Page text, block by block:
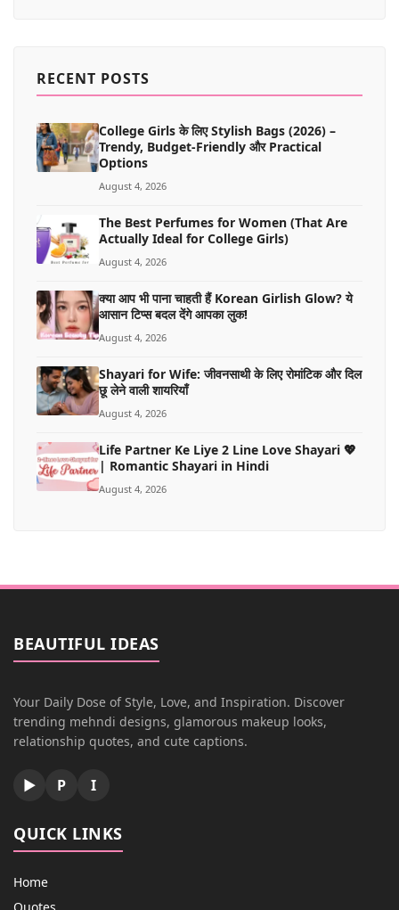
RECENT POSTS
College Girls के लिए Stylish Bags (2026) –
Trendy, Budget-Friendly और Practical
Options
August 4, 2026
The Best Perfumes for Women (That Are
Actually Ideal for College Girls)
August 4, 2026
क्या आप भी पाना चाहती हैं Korean Girlish Glow? ये
आसान टिप्स बदल देंगे आपका लुक!
August 4, 2026
Shayari for Wife: जीवनसाथी के लिए रोमांटिक और दिल
छू लेने वाली शायरियाँ
August 4, 2026
Life Partner Ke Liye 2 Line Love Shayari 💖
| Romantic Shayari in Hindi
August 4, 2026
BEAUTIFUL IDEAS
Your Daily Dose of Style, Love, and Inspiration. Discover
trending mehndi designs, glamorous makeup looks,
relationship quotes, and cute captions.
▶ P I
QUICK LINKS
Home